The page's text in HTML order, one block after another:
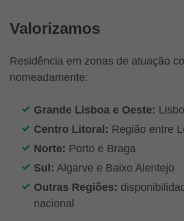
Valorizamos
Residência em zonas de atuação
nomeadamente:
Grande Lisboa e Oeste:
Centro Litoral: Região entre
Norte: Porto e Braga
Sul: Algarve e Baixo Alentejo
Outras Regiões:
nacional